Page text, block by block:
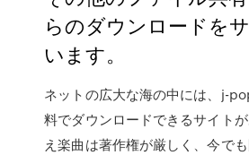
らのダウンロードを
います。
ネットの広大な海の中には、j-
料でダウンロードできるサイト
え楽曲は著作権が厳しく、今で